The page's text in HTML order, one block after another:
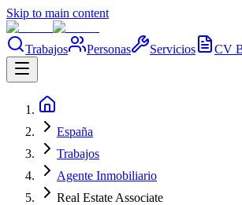
Skip to main content
Trabajos Personas Servicios CV
España
Trabajos
Agente Inmobiliario
Real Estate Associate